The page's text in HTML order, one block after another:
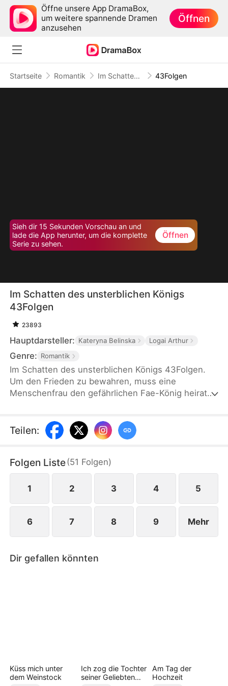
Öffne unsere App DramaBox,
um weitere spannende Dramen
anzusehen
Öffnen
Startseite Romantik Im Schatten des unsterblichen Königs 43Folgen
Sieh dir 15 Sekunden Vorschau an und
lade die App herunter, um die komplette
Serie zu sehen.
Öffnen
Im Schatten des unsterblichen Königs
43Folgen
23893
Hauptdarsteller: Kateryna Belinska Logai Arthur
Genre: Romantik
Im Schatten des unsterblichen Königs 43Folgen.
Um den Frieden zu bewahren, muss eine
Menschenfrau den gefährlichen Fae-König heiraten
Freiheit. Wird der König ihr Untergang oder ihr
Beschützer sein?
Teilen:
Folgen Liste(51 Folgen)
1 2 3 4 5
6 7 8 9 Mehr
Dir gefallen könnten
Küss mich unter
dem Weinstock
Ich zog die Tochter
seiner Geliebten
Am Tag der
Hochzeit